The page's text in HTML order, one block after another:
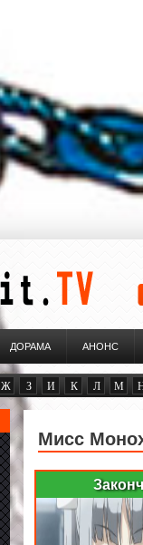
ДОРАМА АНОНС
Ж З И К Л М
Мисс